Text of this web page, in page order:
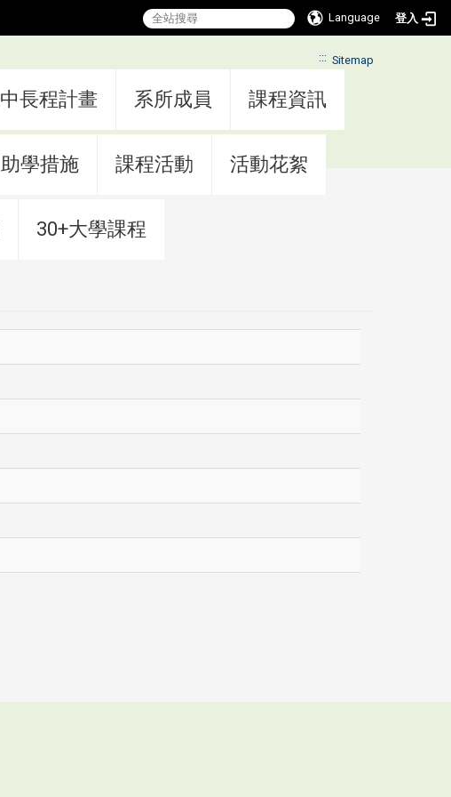
Language 登入
::: Sitemap
中長程計畫 系所成員 課程資訊
助學措施 課程活動 活動花絮
30+大學課程